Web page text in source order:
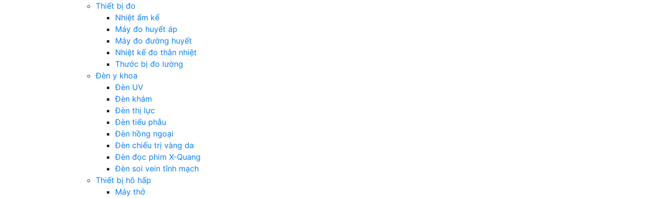
Thiết bị đo
Nhiệt ẩm kế
Máy đo huyết áp
Máy đo đường huyết
Nhiệt kế đo thân nhiệt
Thước bị đo lường
Đèn y khoa
Đèn UV
Đèn khám
Đèn thị lực
Đèn tiểu phẫu
Đèn hồng ngoại
Đèn chiếu trị vàng da
Đèn đọc phim X-Quang
Đèn soi vein tĩnh mạch
Thiết bị hô hấp
Máy thở